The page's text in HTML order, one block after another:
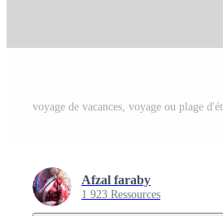
Afzal faraby
1 923 Ressources